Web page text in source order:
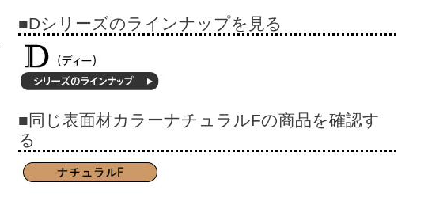
■Dシリーズのラインナップを見る
■同じ表面材カラーナチュラルFの商品を確認す
る